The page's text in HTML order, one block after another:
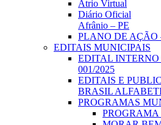
Átrio Virtual
Diário Oficial
Afrânio – PE
PLANO DE AÇÃO
EDITAIS MUNICIPAIS
EDITAL
001/2025
EDITAIS E
BRASIL
PROGRAMAS